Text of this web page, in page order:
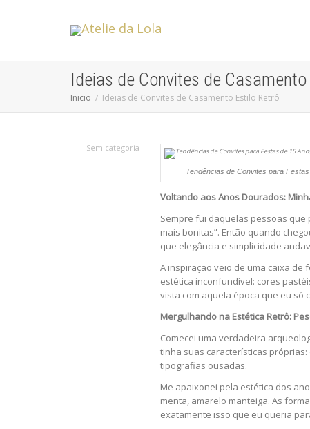
Ideias de Convites de
Inicio Ideias de Convites de Casamento Estilo Retrô
Sem categoria
Tendências de Convites para
Voltando aos Anos Dourados:
Sempre fui daquelas pessoas que
mais bonitas”. Então quando
que elegância e simplicidade
A inspiração veio de uma caixa de
estética inconfundível: cores
vista com aquela época que eu só
Mergulhando na Estética Retrô:
Comecei uma verdadeira
tinha suas características próprias:
tipografias ousadas.
Me apaixonei pela estética dos
menta, amarelo manteiga. As
exatamente isso que eu queria